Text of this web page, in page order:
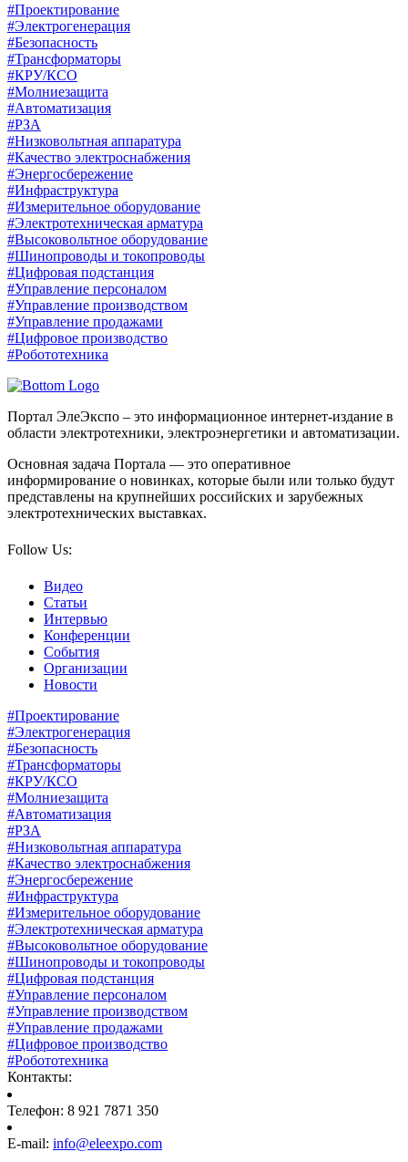
#Проектирование
#Электрогенерация
#Безопасность
#Трансформаторы
#КРУ/КСО
#Молниезащита
#Автоматизация
#РЗА
#Низковольтная аппаратура
#Качество электроснабжения
#Энергосбережение
#Инфраструктура
#Измерительное оборудование
#Электротехническая арматура
#Высоковольтное оборудование
#Шинопроводы и токопроводы
#Цифровая подстанция
#Управление персоналом
#Управление производством
#Управление продажами
#Цифровое производство
#Робототехника
Портал ЭлеЭкспо – это информационное интернет-издание в
области электротехники, электроэнергетики и автоматизации.
Основная задача Портала — это оперативное
информирование о новинках, которые были или только будут
представлены на крупнейших российских и зарубежных
электротехнических выставках.
Follow Us:
Видео
Статьи
Интервью
Конференции
События
Организации
Новости
#Проектирование
#Электрогенерация
#Безопасность
#Трансформаторы
#КРУ/КСО
#Молниезащита
#Автоматизация
#РЗА
#Низковольтная аппаратура
#Качество электроснабжения
#Энергосбережение
#Инфраструктура
#Измерительное оборудование
#Электротехническая арматура
#Высоковольтное оборудование
#Шинопроводы и токопроводы
#Цифровая подстанция
#Управление персоналом
#Управление производством
#Управление продажами
#Цифровое производство
#Робототехника
Контакты:
Телефон: 8 921 7871 350
E-mail: info@eleexpo.com